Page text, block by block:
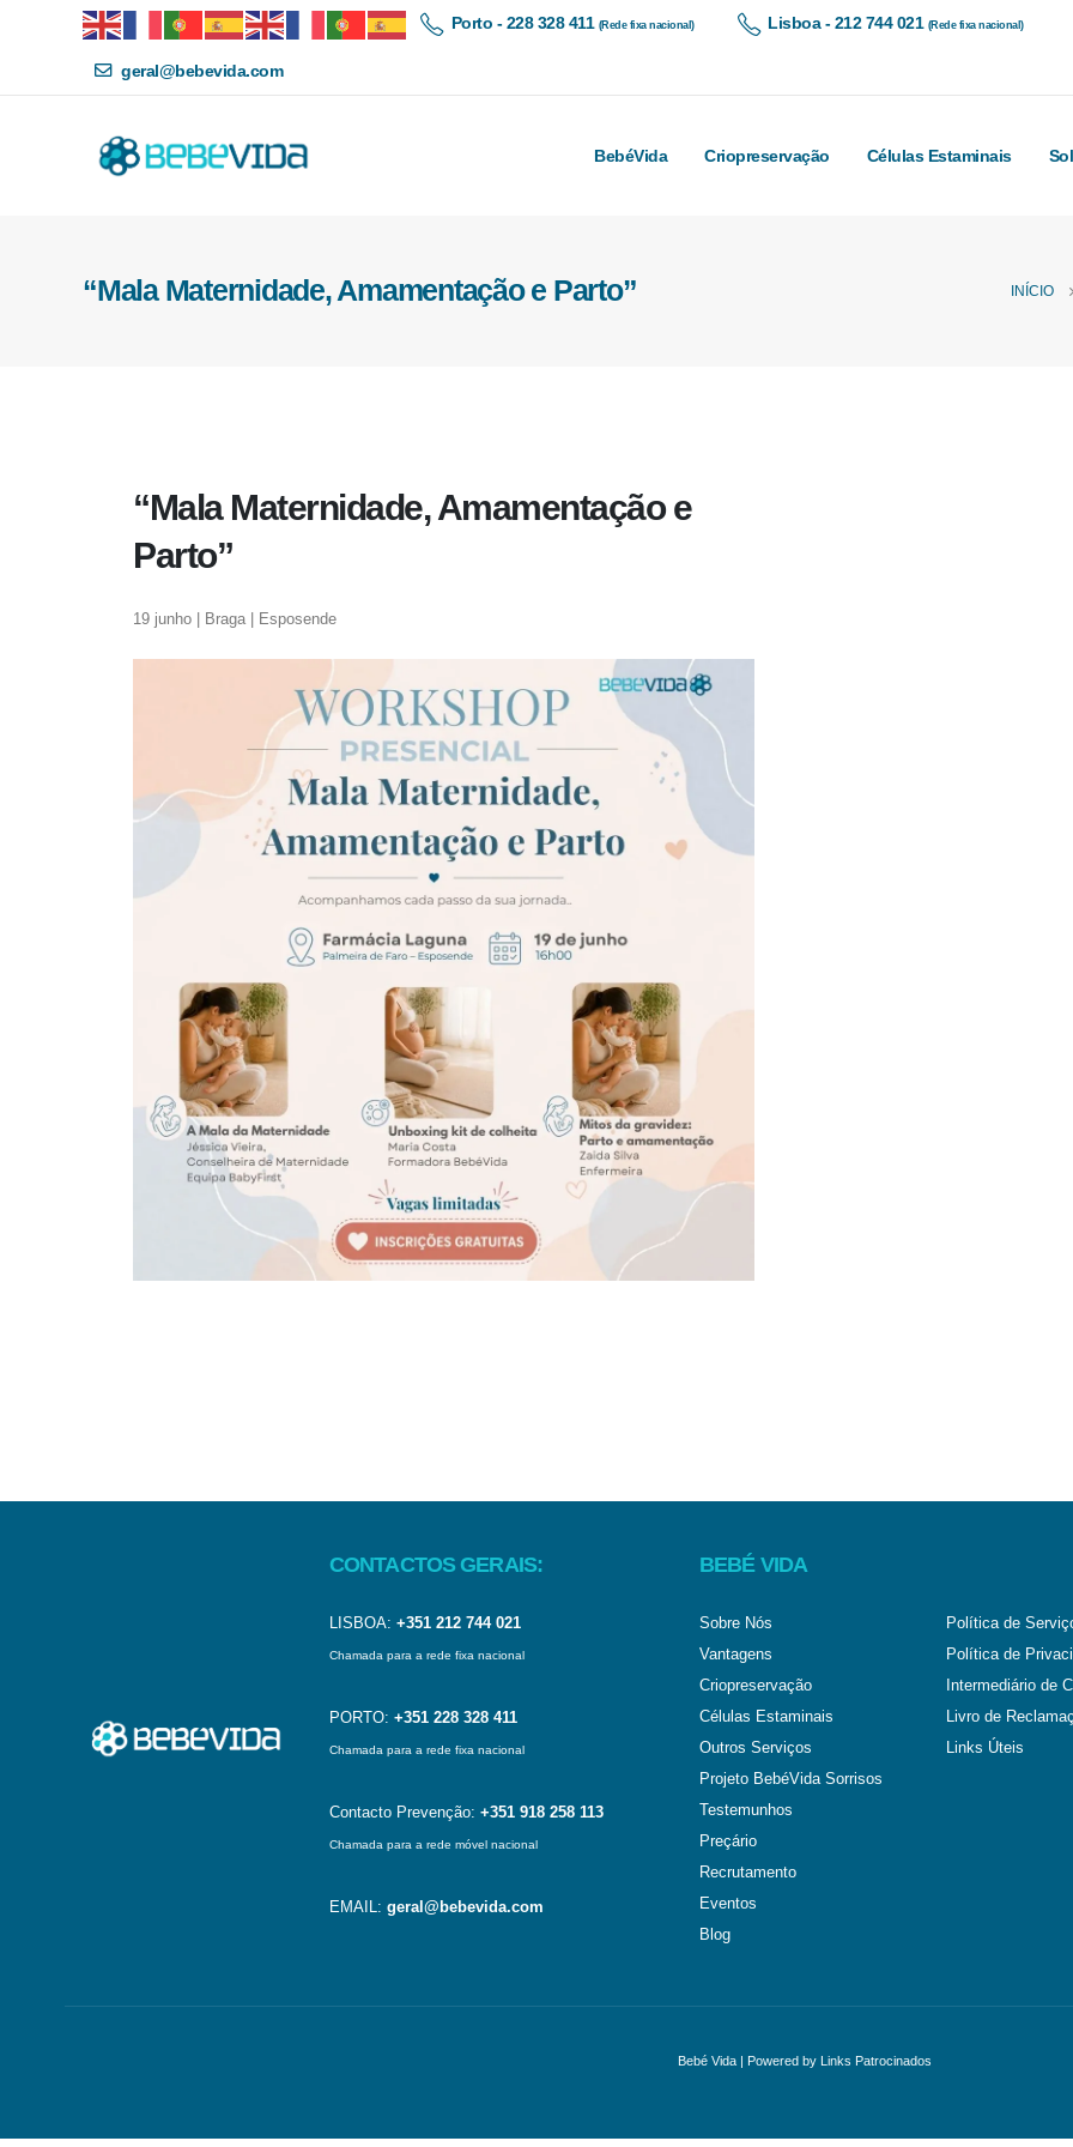
Porto - 228 328 411 (Rede fixa nacional) Lisboa - 212 744 021 (Rede fixa nacional)
geral@bebevida.com
BebéVida Criopreservação Células Estaminais
“Mala Maternidade, Amamentação e Parto” INÍCIO
“Mala Maternidade, Amamentação e
Parto”
19 junho | Braga | Esposende
CONTACTOS GERAIS:
LISBOA: +351 212 744 021
Chamada para a rede fixa nacional
PORTO: +351 228 328 411
Chamada para a rede fixa nacional
Contacto Prevenção: +351 918 258 113
Chamada para a rede móvel nacional
EMAIL: geral@bebevida.com
BEBÉ VIDA
Sobre Nós
Vantagens
Criopreservação
Células Estaminais
Outros Serviços
Projeto BebéVida Sorrisos
Testemunhos
Preçário
Recrutamento
Eventos
Blog
Política de
Política de
Intermediário de
Livro de
Links Úteis
Bebé Vida | Powered by Links Patrocinados